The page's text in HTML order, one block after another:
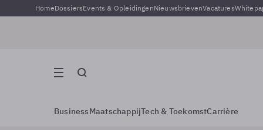
HomeDossiersEvents & OpleidingenNieuwsbrievenVacatures
BusinessMaatschappijTech & ToekomstCarrière